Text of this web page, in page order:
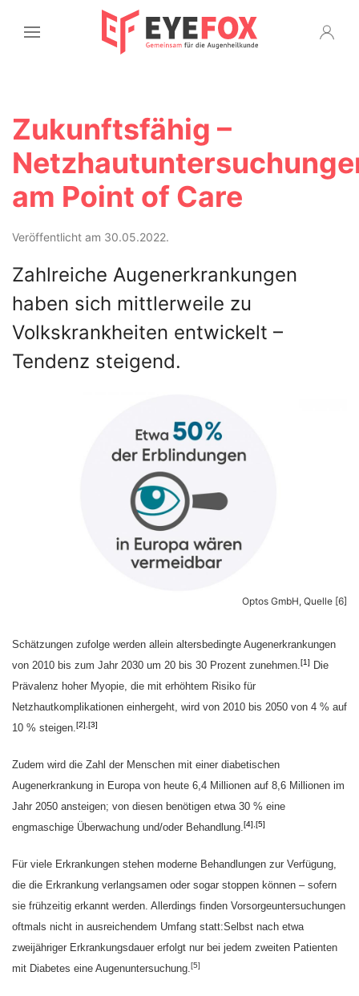
Zukunftsfähig –
am Point of Care
Veröffentlicht am 30.05.2022.
Zahlreiche Augenerkrankungen
haben sich mittlerweile zu
Volkskrankheiten entwickelt –
Tendenz steigend.
Optos GmbH, Quelle [6]
Schätzungen zufolge werden allein altersbedingte Augenerkrankungen
von 2010 bis zum Jahr 2030 um 20 bis 30 Prozent zunehmen. [1]
Die
Prävalenz hoher Myopie, die mit erhöhtem Risiko für
Netzhautkomplikationen einhergeht, wird von 2010 bis 2050 von 4 % auf
10 % steigen. [2] [3]
Zudem wird die Zahl der Menschen mit einer diabetischen
Augenerkrankung in Europa von heute 6,4 Millionen auf 8,6 Millionen im
Jahr 2050 ansteigen; von diesen benötigen etwa 30 % eine
engmaschige Überwachung und/oder Behandlung. [4] [5]
Für viele Erkrankungen stehen moderne Behandlungen zur Verfügung,
die die Erkrankung verlangsamen oder sogar stoppen können – sofern
sie frühzeitig erkannt werden. Allerdings finden Vorsorgeuntersuchungen
oftmals nicht in ausreichendem Umfang statt:Selbst nach etwa
zweijähriger Erkrankungsdauer erfolgt nur bei jedem zweiten Patienten
mit Diabetes eine Augenuntersuchung. [5]